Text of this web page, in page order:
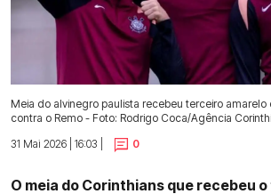
Meia do alvinegro paulista recebeu terceiro
contra o Remo - Foto: Rodrigo Coca/Agência
31 Mai 2026 | 16:03 |
0
O meia do Corinthians que recebeu